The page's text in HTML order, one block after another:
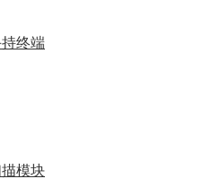
终端
模块